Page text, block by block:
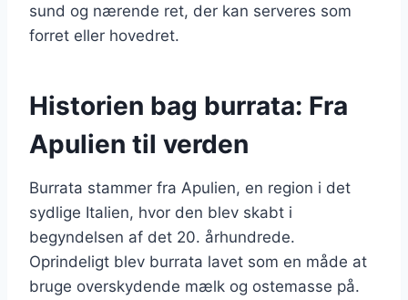
sund og nærende ret, der kan serveres som
forret eller hovedret.
Historien bag burrata: Fra
Apulien til verden
Burrata stammer fra Apulien, en region i det
sydlige Italien, hvor den blev skabt i
begyndelsen af det 20. århundrede.
Oprindeligt blev burrata lavet som en måde at
bruge overskydende mælk og ostemasse på.